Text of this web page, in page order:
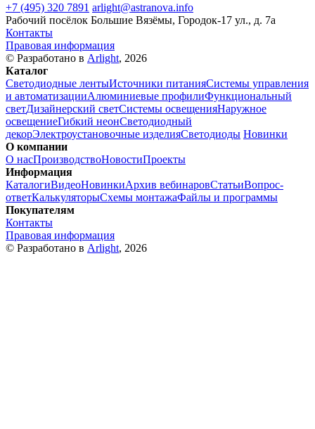
+7 (495) 320 7891 arlight@astranova.info
Рабочий посёлок Большие Вязёмы, Городок-17 ул., д. 7а
Контакты
Правовая информация
© Разработано в Arlight, 2026
Каталог
Светодиодные лентыИсточники питанияСистемы управления
и автоматизацииАлюминиевые профилиФункциональный
светДизайнерский светСистемы освещенияНаружное
освещениеГибкий неонСветодиодный
декорЭлектроустановочные изделияСветодиоды Новинки
О компании
О насПроизводствоНовостиПроекты
Информация
КаталогиВидеоНовинкиАрхив вебинаровСтатьиВопрос-
ответКалькуляторыСхемы монтажаФайлы и программы
Покупателям
Контакты
Правовая информация
© Разработано в Arlight, 2026